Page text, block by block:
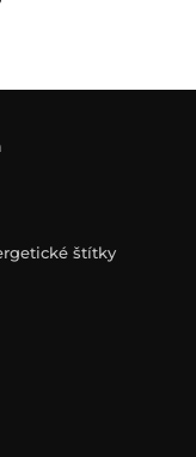
štítky